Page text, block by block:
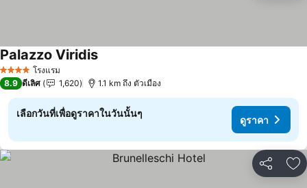
4 ดาว โรงแรม
Palazzo Viridisดูราคา
8.9 ดีเลิศ 1,620 1.1 km ถึง ตัวเมือง
เลือกวันที่เพื่อดูราคาในวันนั้นๆ
ดูราคา
แชร์ เ